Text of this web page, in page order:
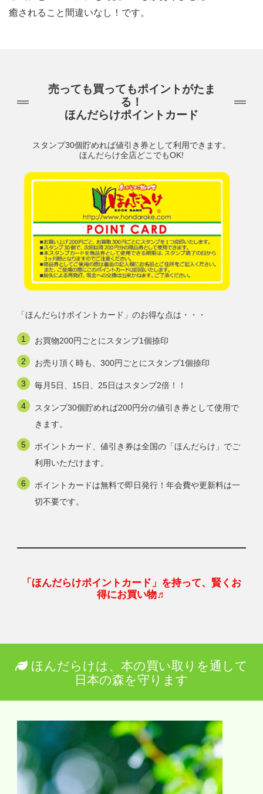
癒されること間違いなし！です。
売っても買ってもポイントがたま
る！
ほんだらけポイントカード
スタンプ30個貯めれば値引き券として利用できます。
ほんだらけ全店どこでもOK!
「ほんだらけポイントカード」のお得な点は・・・
お買物200円ごとにスタンプ1個捺印
お売り頂く時も、300円ごとにスタンプ1個捺印
毎月5日、15日、25日はスタンプ2倍！！
スタンプ30個貯めれば200円分の値引き券として使用で
きます。
ポイントカード、値引き券は全国の「ほんだらけ」でご
利用いただけます。
ポイントカードは無料で即日発行！年会費や更新料は一
切不要です。
「ほんだらけポイントカード」を持って、賢くお
得にお買い物♬
ほんだらけは、本の買い取りを通して
日本の森を守ります